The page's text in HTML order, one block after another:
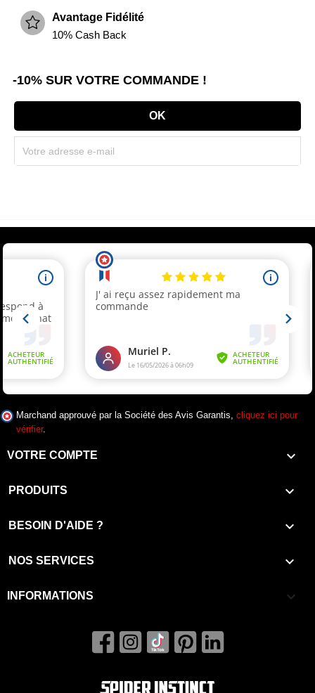
Avantage Fidélité
10% Cash Back
-10% SUR VOTRE COMMANDE !
Marchand approuvé par la Société des Avis Garantis, cliquez ici pour
vérifier.
VOTRE COMPTE 
PRODUITS 
BESOIN D'AIDE ? 
NOS SERVICES 
INFORMATIONS keyboard_arrow_down